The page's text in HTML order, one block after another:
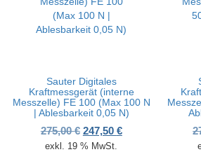
Sauter Digitales
Kraftmessgerät (interne
Messzelle) FE 100 (Max 100 N
| Ablesbarkeit 0,05 N)
275,00€ Ursprünglicher Preis
247,50 €Aktueller Preis
exkl. 19 % MwSt.